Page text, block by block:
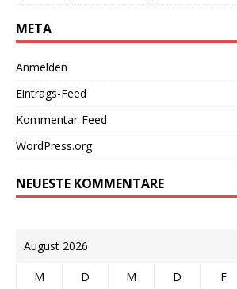
META
Anmelden
Eintrags-Feed
Kommentar-Feed
WordPress.org
NEUESTE KOMMENTARE
August 2026
M D M D F